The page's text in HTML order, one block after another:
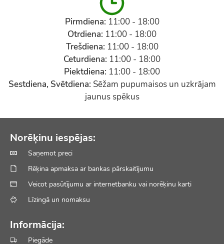
Pirmdiena: 11:00 - 18:00
Otrdiena: 11:00 - 18:00
Trešdiena: 11:00 - 18:00
Ceturdiena: 11:00 - 18:00
Piektdiena: 11:00 - 18:00
Sestdiena, Svētdiena: Sēžam pupumaisos un uzkrājam
jaunus spēkus
Norēķinu iespējas:
Saņemot preci
Rēķina apmaksa ar bankas pārskaitījumu
Veicot pasūtījumu ar internetbanku vai norēķinu karti
Līzingā un nomaksu
Informācija:
Piegāde